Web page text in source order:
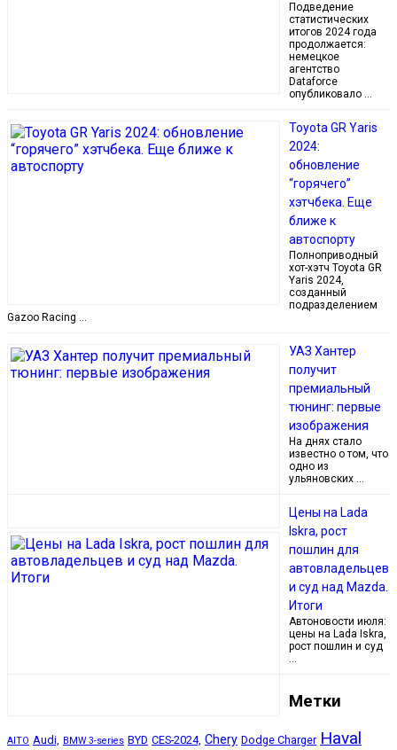
Подведение
статистических
итогов 2024 года
продолжается:
немецкое
агентство
Dataforce
опубликовало …
Toyota GR Yaris
2024:
обновление
“горячего”
хэтчбека. Еще
ближе к
автоспорту
Полноприводный
хот-хэтч Toyota GR
Yaris 2024,
созданный
подразделением
Gazoo Racing …
УАЗ Хантер
получит
премиальный
тюнинг: первые
изображения
На днях стало
известно о том, что
одно из
ульяновских …
Цены на Lada
Iskra, рост
пошлин для
автовладельцев
и суд над Mazda.
Итоги
Автоновости июля:
цены на Lada Iskra,
рост пошлин и суд
…
Метки
AITO Audi, BMW 3-series BYD CES-2024, Chery Dodge Charger Haval